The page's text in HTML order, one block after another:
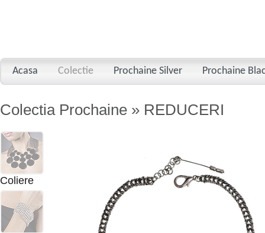
Acasa Colectie Prochaine Silver Prochaine
Colectia Prochaine » REDUCERI
Coliere